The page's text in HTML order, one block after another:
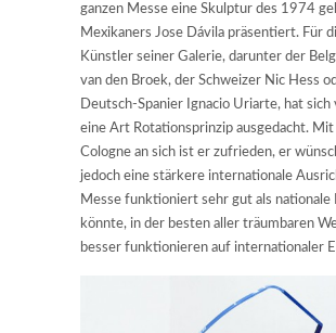
ganzen Messe eine Skulptur des 1974
Mexikaners Jose Dávila präsentiert. Für
Künstler seiner Galerie, darunter der
van den Broek, der Schweizer Nic Hess
Deutsch-Spanier Ignacio Uriarte, hat sich
eine Art Rotationsprinzip ausgedacht.
Cologne an sich ist er zufrieden, er
jedoch eine stärkere internationale
Messe funktioniert sehr gut als nationale
könnte, in der besten aller träumbaren
besser funktionieren auf internationaler